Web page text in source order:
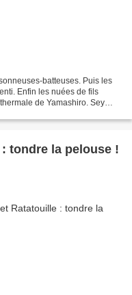
batteuses. Puis les
Enfin les nuées de fils
de Yamashiro. Sey
tondre la pelouse !